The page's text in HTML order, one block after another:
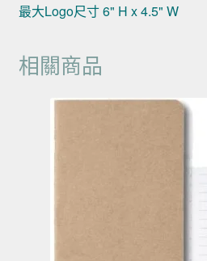
最大Logo尺寸 6" H x 4.5" W
相關商品